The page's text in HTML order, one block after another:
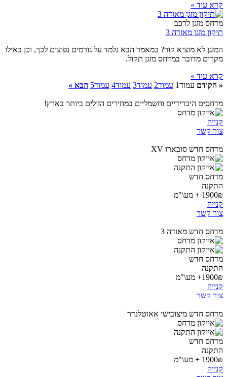
קרא עוד »
מדחס מזגן לרכב
תיקון מזגן מאזדה 3
המזגן לא מוציא קור? במאמר הבא נלמד על גורמים נפוצים לכך, וכן באילו
מקרים מדובר במדחס מזגן תקול.
קרא עוד »
« הקודם עמוד1 עמוד2 עמוד3 עמוד4 עמוד5 הבא »
מדחסים היברידיים וחשמליים במחירים הזולים ביותר בארץ!
קנייה
צור קשר
מדחס חדש סובארו XV
מדחס חדש
התקנה
1900₪ + מע\"מ
קנייה
צור קשר
מדחס חדש מאזדה 3
מדחס חדש
התקנה
1900₪+ מע\"מ
קנייה
צור קשר
מדחס חדש מיצובישי אאוטלנדר
מדחס חדש
התקנה
1900₪ + מע\"מ
קנייה